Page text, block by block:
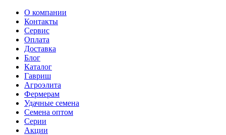
О компании
Контакты
Сервис
Оплата
Доставка
Блог
Каталог
Гавриш
Агроэлита
Фермерам
Удачные семена
Семена оптом
Серии
Акции